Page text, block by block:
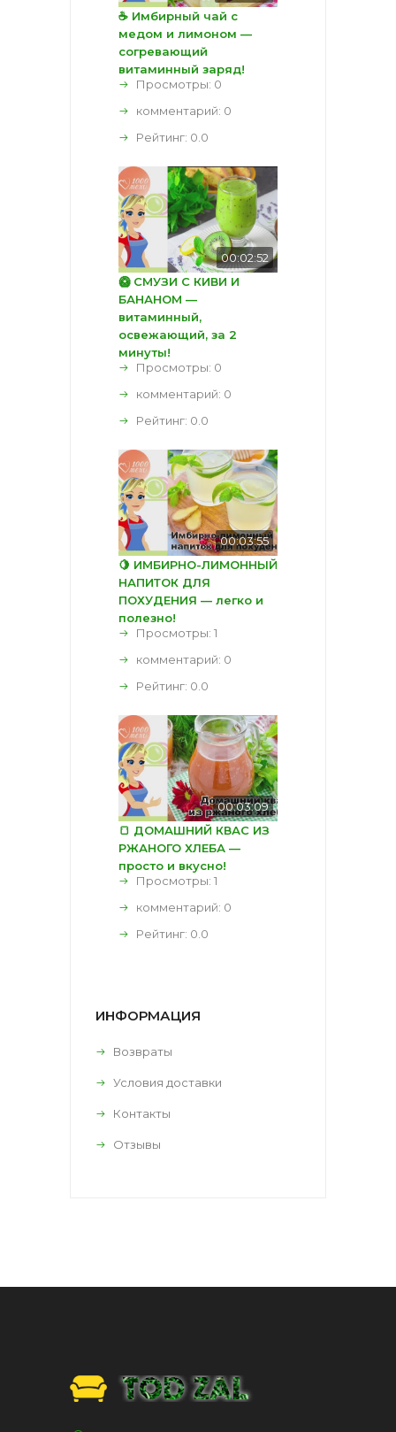
☕ Имбирный чай с
медом и лимоном —
согревающий
витаминный заряд!
Просмотры: 0
комментарий: 0
Рейтинг: 0.0
00:02:52
🥝 СМУЗИ С КИВИ И
БАНАНОМ —
витаминный,
освежающий, за 2
минуты!
Просмотры: 0
комментарий: 0
Рейтинг: 0.0
00:03:55
🍋 ИМБИРНО-ЛИМОННЫЙ
НАПИТОК ДЛЯ
ПОХУДЕНИЯ — легко и
полезно!
Просмотры: 1
комментарий: 0
Рейтинг: 0.0
00:03:09
🍞 ДОМАШНИЙ КВАС ИЗ
РЖАНОГО ХЛЕБА —
просто и вкусно!
Просмотры: 1
комментарий: 0
Рейтинг: 0.0
ИНФОРМАЦИЯ
Возвраты
Условия доставки
Контакты
Отзывы